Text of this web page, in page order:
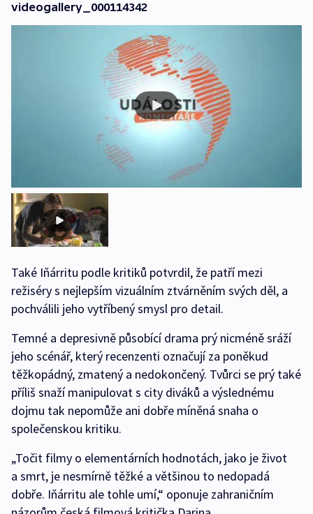
videogallery_000114342
Také Iňárritu podle kritiků potvrdil, že patří mezi
režiséry s nejlepším vizuálním ztvárněním svých děl, a
pochválili jeho vytříbený smysl pro detail.
Temné a depresivně působící drama prý nicméně sráží
jeho scénář, který recenzenti označují za poněkud
těžkopádný, zmatený a nedokončený. Tvůrci se prý také
příliš snaží manipulovat s city diváků a výslednému
dojmu tak nepomůže ani dobře míněná snaha o
společenskou kritiku.
„Točit filmy o elementárních hodnotách, jako je život
a smrt, je nesmírně těžké a většinou to nedopadá
dobře. Iňárritu ale tohle umí,“ oponuje zahraničním